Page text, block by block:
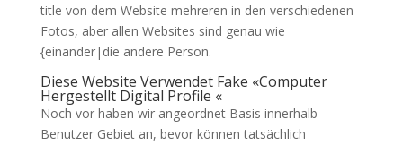
title von dem Website mehreren in den verschiedenen
Fotos, aber allen Websites sind genau wie
{einander|die andere Person.
Diese Website Verwendet Fake «Computer
Hergestellt Digital Profile «
Noch vor haben wir angeordnet Basis innerhalb
Benutzer Gebiet an, bevor können tatsächlich